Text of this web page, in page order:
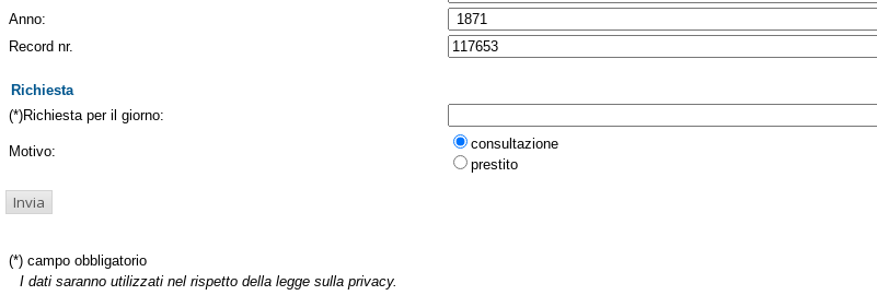
Anno:
Record nr.
Richiesta
(*)Richiesta per il giorno:
Motivo:
consultazione
prestito
(*) campo obbligatorio
I dati saranno utilizzati nel rispetto della legge sulla privacy.